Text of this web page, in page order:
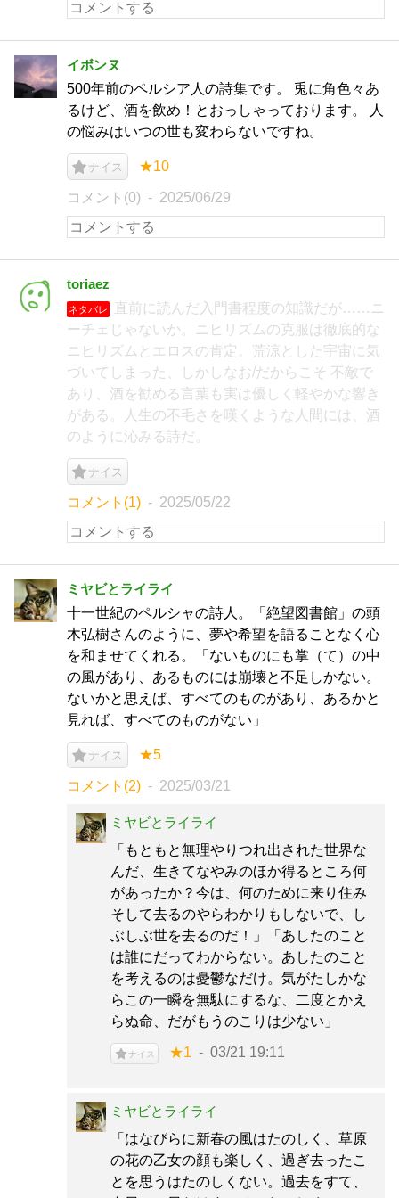
イボンヌ
500年前のペルシア人の詩集です。 兎に角色々あ
るけど、酒を飲め！とおっしゃっております。 人
の悩みはいつの世も変わらないですね。
ナイス ★10
コメント(0) 2025/06/29
toriaez
ネタバレ
直前に読んだ入門書程度の知識だが……ニ
ーチェじゃないか。ニヒリズムの克服は徹底的な
ニヒリズムとエロスの肯定。荒涼とした宇宙に気
づいてしまった、しかしなお/だからこそ 不敵で
あり、酒を勧める言葉も実は優しく軽やかな響き
がある。人生の不毛さを嘆くような人間には、酒
のように沁みる詩だ。
ナイス
コメント(1) 2025/05/22
ミヤビとライライ
十一世紀のペルシャの詩人。「絶望図書館」の頭
木弘樹さんのように、夢や希望を語ることなく心
を和ませてくれる。「ないものにも掌（て）の中
の風があり、あるものには崩壊と不足しかない。
ないかと思えば、すべてのものがあり、あるかと
見れば、すべてのものがない」
ナイス ★5
コメント(2) 2025/03/21
ミヤビとライライ
「もともと無理やりつれ出された世界な
んだ、生きてなやみのほか得るところ何
があったか？今は、何のために来り住み
そして去るのやらわかりもしないで、し
ぶしぶ世を去るのだ！」「あしたのこと
は誰にだってわからない。あしたのこと
を考えるのは憂鬱なだけ。気がたしかな
らこの一瞬を無駄にするな、二度とかえ
らぬ命、だがもうのこりは少ない」
ナイス ★1 03/21 19:11
ミヤビとライライ
「はなびらに新春の風はたのしく、草原
の花の乙女の顔も楽しく、過ぎ去ったこ
とを思うはたのしくない。過去をすて、